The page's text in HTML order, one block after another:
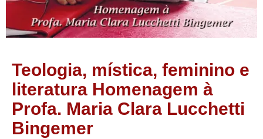
Teologia, mística, feminino e
literatura Homenagem à
Profa. Maria Clara Lucchetti
Bingemer